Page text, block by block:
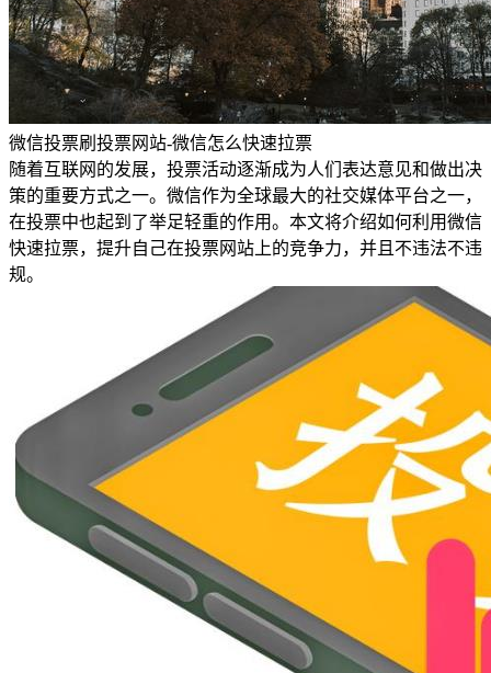
微信投票刷投票网站-微信怎么快速拉票
随着互联网的发展，投票活动逐渐成为人们表达意见和做出决
策的重要方式之一。微信作为全球最大的社交媒体平台之一，
在投票中也起到了举足轻重的作用。本文将介绍如何利用微信
快速拉票，提升自己在投票网站上的竞争力，并且不违法不违
规。